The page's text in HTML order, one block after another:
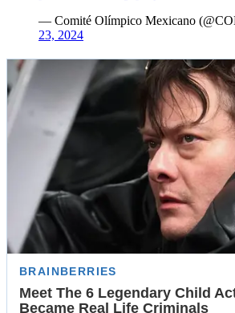
— Comité Olímpico Mexicano
23, 2024